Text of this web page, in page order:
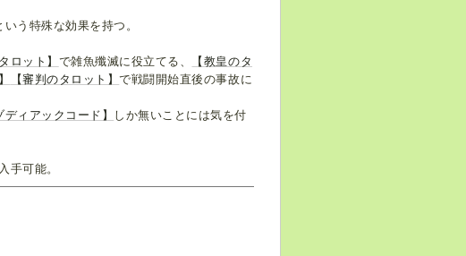
う特殊な効果を持つ。
ロット】 で雑魚殲滅に役立てる、
【教皇のタ
【審判のタロット】で戦闘開始直後の事故に
ディアックコード】
しか無いことには気を付
手可能。